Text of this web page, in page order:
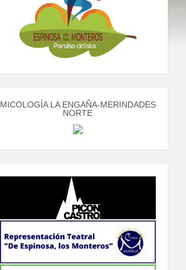
MICOLOGÍA LA ENGAÑA-MERINDADES
NORTE